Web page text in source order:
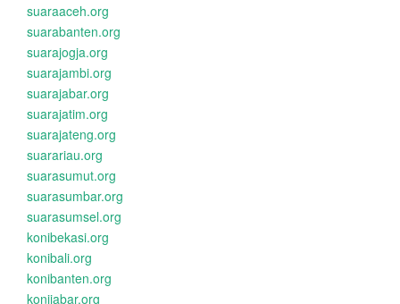
suaraaceh.org
suarabanten.org
suarajogja.org
suarajambi.org
suarajabar.org
suarajatim.org
suarajateng.org
suarariau.org
suarasumut.org
suarasumbar.org
suarasumsel.org
konibekasi.org
konibali.org
konibanten.org
konijabar.org